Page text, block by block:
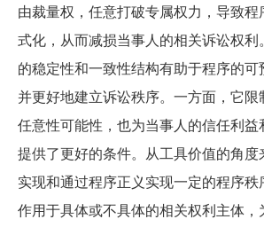
由裁量权，任意打破专属权力，导致
式化，从而减损当事人的相关诉讼权
的稳定性和一致性结构有助于程序的可
并更好地建立诉讼秩序。一方面，它
任意性可能性，也为当事人的信任利
提供了更好的条件。从工具价值的角
实现和通过程序正义实现一定的程序
作用于具体或不具体的相关权利主体